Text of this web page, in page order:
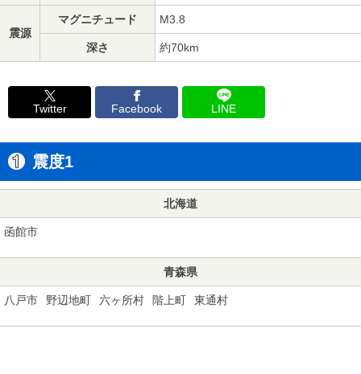
震源
マグニチュード M3.8
深さ 約70km
Twitter Facebook LINE
震度1
北海道
函館市
青森県
八戸市 野辺地町 六ヶ所村 階上町 東通村